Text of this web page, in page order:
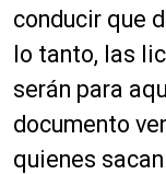
conducir que
lo tanto, las
serán para
documento
quienes